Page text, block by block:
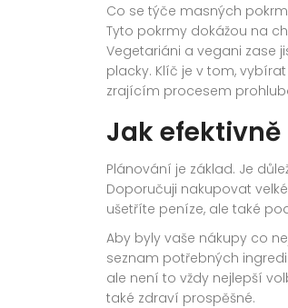
Co se týče masných
Tyto pokrmy dokážou na
Vegetariáni a vegani zase
placky. Klíč je v tom,
zrajícím procesem
Jak
Plánování je základ. Je
Doporučuji nakupovat
ušetříte peníze, ale také
Aby byly vaše nákupy co
seznam potřebných
ale není to vždy nejlepší
také zdraví prospěšné.